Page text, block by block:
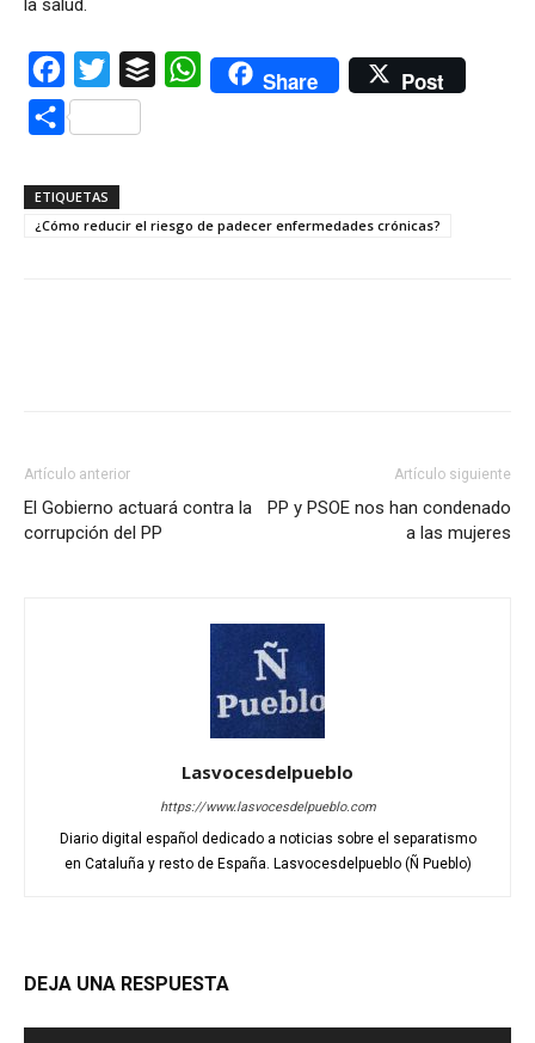
la salud.
Facebook
Twitter Buffer WhatsAppShare Post
Compartir
ETIQUETAS
¿Cómo reducir el riesgo de padecer enfermedades crónicas?
Artículo anterior
El Gobierno actuará contra la
corrupción del PP
Artículo siguiente
PP y PSOE nos han condenado
a las mujeres
Lasvocesdelpueblo
https://www.lasvocesdelpueblo.com
Diario digital español dedicado a noticias sobre el separatismo
en Cataluña y resto de España. Lasvocesdelpueblo (Ñ Pueblo)
DEJA UNA RESPUESTA